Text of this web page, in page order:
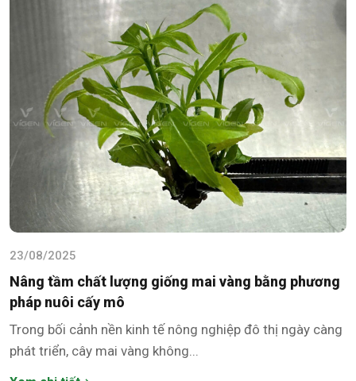
23/08/2025
Nâng tầm chất lượng giống mai vàng bằng phương
pháp nuôi cấy mô
Trong bối cảnh nền kinh tế nông nghiệp đô thị ngày càng
phát triển, cây mai vàng không...